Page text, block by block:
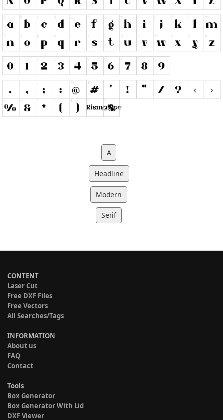
A
Headline
Modern
Serif
CONTENT
Laser Cut
Free DXF Files
Free Vectors
All Searches/Tags
INFORMATION
About us
FAQ
Contact
Tools
Box Generator
Box Generator With Lid
DXF Viewer